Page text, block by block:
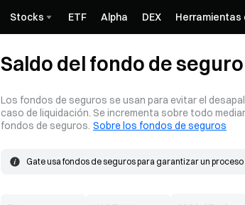
Stocks ETF Alpha DEX Herramientas
Saldo del fondo de seguro
Los fondos de seguros se usan para evitar el
caso de liquidación. Se incrementa sobre todo
fondos de seguros. Sobre los fondos de seguros
Gate usa fondos de seguros para garantizar un